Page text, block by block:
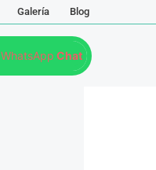
Galería Blog
WhatsApp Chat